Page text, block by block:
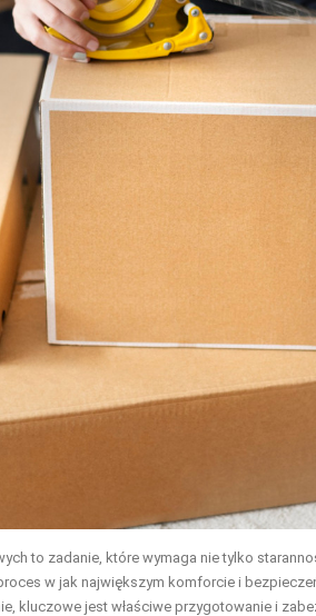
to zadanie, które wymaga nie tylko
w jak największym komforcie i
kluczowe jest właściwe przygotowanie i